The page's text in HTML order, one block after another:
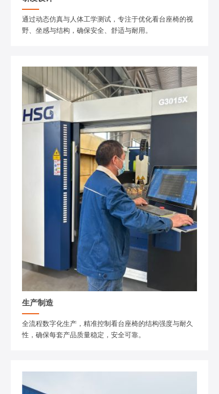
通过动态仿真与人体工学测试，专注于优化看台座椅的视
野、坐感与结构，确保安全、舒适与耐用。
生产制造
全流程数字化生产，精准控制看台座椅的结构强度与耐久
性，确保每套产品质量稳定，安全可靠。